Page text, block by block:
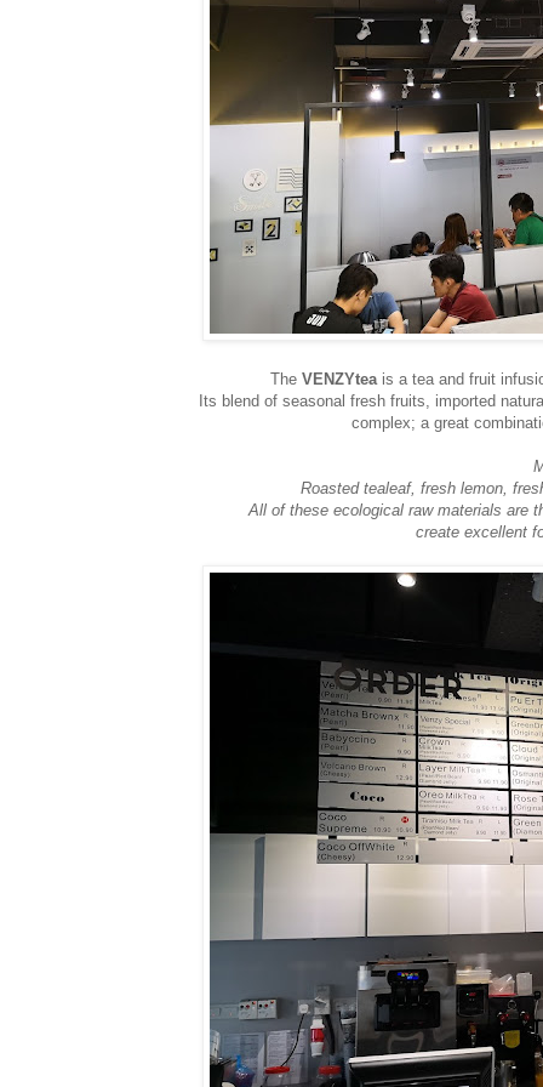
The VENZYtea is a tea and fruit
Its blend of seasonal fresh fruits, imported
complex; a great
Roasted tealeaf, fresh lemon,
All of these ecological raw materials are
create excellent